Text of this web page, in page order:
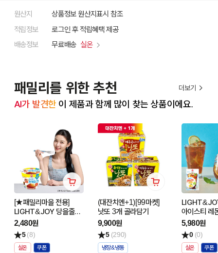
원산지
상품정보 원산지표시 참조
적립정보
로그인 후 적립혜택 제공
배송정보
무료배송 실온
패밀리를 위한 추천 더보기
AI가 발견한 이 제품과 함께 많이 찾는 상품이에요.
[★패밀리마을 전용]
LIGHT&JOY 당을줄인
쌀컵케이크 치즈 60G
2,480원
5(8)
실온
(대잔치엔+1)[99마켓]
낫또 3개 골라담기
9,900원
5 (290)
냉장&냉동
아이스티 레
240G
5,980원
0 (0)
실온